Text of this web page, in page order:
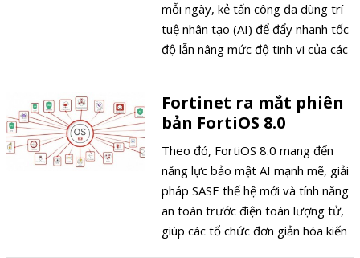
mỗi ngày, kẻ tấn công đã dùng trí
tuệ nhân tạo (AI) để đẩy nhanh tốc
độ lẫn nâng mức độ tinh vi của các
Fortinet, khảo sát 585 lãnh đạo
cấp cao tại khu vực châu Á - Thái
Bình Dương, chỉ ra rằng 75% các tổ
chức coi tấn công bằng AI là nguy
cơ hàng đầu, trong khi năng lực
phòng thủ thực tế của phần lớn tổ
chức vẫn chưa theo kịp mức độ đe
Fortinet ra mắt phiên
bản FortiOS 8.0
Theo đó, FortiOS 8.0 mang đến
năng lực bảo mật AI mạnh mẽ, giải
pháp SASE thế hệ mới và tính năng
an toàn trước điện toán lượng tử,
giúp các tổ chức đơn giản hóa kiến